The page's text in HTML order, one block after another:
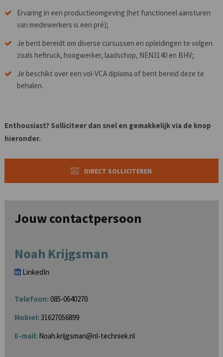
Ervaring in een productieomgeving (het functioneel aansturen
van medewerkers is een pré);
Je bent bereidt om diverse cursussen en opleidingen te volgen
zoals heftruck, hoogwerker, laadschop, NEN3140 en BHV;
Je beschikt over een vol-VCA diploma of bent bereid deze te
behalen.
Enthousiast? Solliciteer dan snel en gemakkelijk via de knop
hieronder.
DIRECT SOLLICITEREN
Jouw contactpersoon
Noah Krijgsman
LinkedIn
Telefoon: 085-0640270
Mobiel: 31627056899
E-mail: Noah.krijgsman@nl-techniek.nl